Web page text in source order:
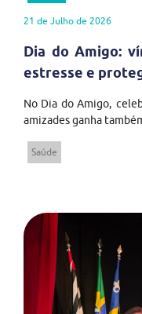
21 de Julho de 2026
Dia do Amigo:
estresse e
No Dia do Amigo,
amizades ganha
Saúde